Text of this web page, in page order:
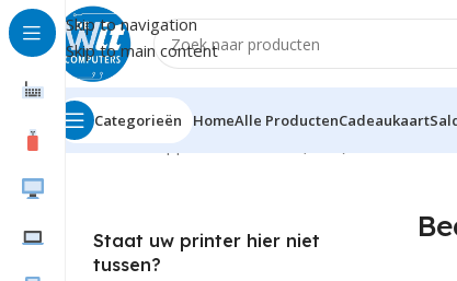
Skip to navigation
Skip to main content
Categorieën HomeAlle ProductenCadeaukaart
Home Randapparatuur
Staat uw printer hier niet
tussen?